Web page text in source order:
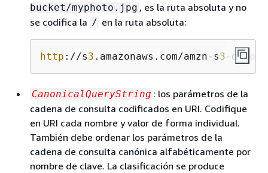
bucket/myphoto.jpg , es la ruta absoluta y no
se codifica la / en la ruta absoluta:
http ://s3 .amazonaws.com/amzn-s3-demo-
CanonicalQueryString : los parámetros de la
cadena de consulta codificados en URI. Codifique
en URI cada nombre y valor de forma individual.
También debe ordenar los parámetros de la
cadena de consulta canónica alfabéticamente por
nombre de clave. La clasificación se produce